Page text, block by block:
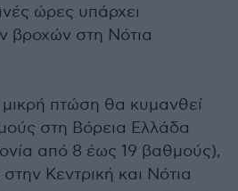
ώρες υπάρχει
βροχών στη Νότια
πτώση θα κυμανθεί
στη Βόρεια Ελλάδα
από 8 έως 19 βαθμούς),
Κεντρική και Νότια